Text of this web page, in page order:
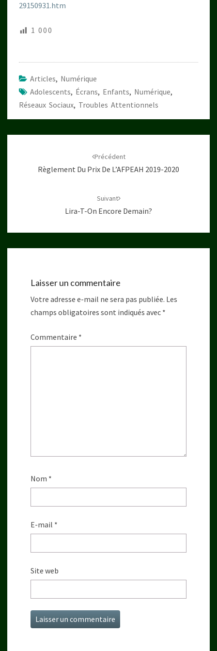
29150931.htm
1 000
Articles, Numérique
Adolescents, Écrans, Enfants, Numérique,
Réseaux Sociaux, Troubles Attentionnels
Précédent
Règlement Du Prix De L’AFPEAH 2019-2020
Suivant
Lira-T-On Encore Demain?
Laisser un commentaire
Votre adresse e-mail ne sera pas publiée. Les
champs obligatoires sont indiqués avec *
Commentaire *
Nom *
E-mail *
Site web